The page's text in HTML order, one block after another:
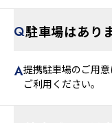
駐車場はあり
提携駐車場のご用
ご利用ください。